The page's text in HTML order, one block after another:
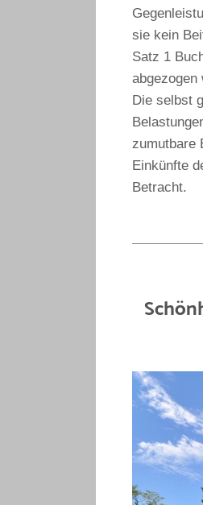
sie kein
Satz 1
abgezogen
Die selbst
zumutbare
Einkünfte
Betracht.